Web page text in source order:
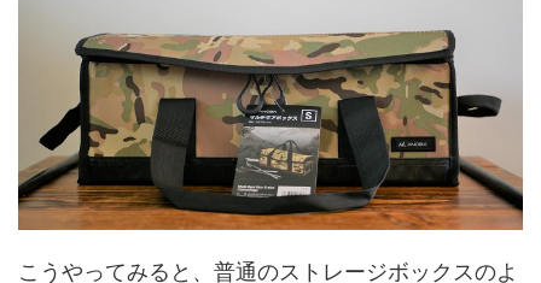
こうやってみると、普通のストレージボックスのよ